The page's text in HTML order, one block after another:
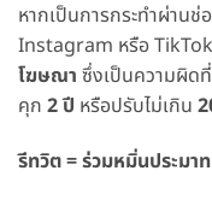
หากเป็นการกระทำผ่าน
Instagram หรือ TikTok
โฆษณา ซึ่งเป็นความผิด
คุก 2 ปี หรือปรับไม่เกิน
รีทวิต = ร่วมหมิ่นประมา